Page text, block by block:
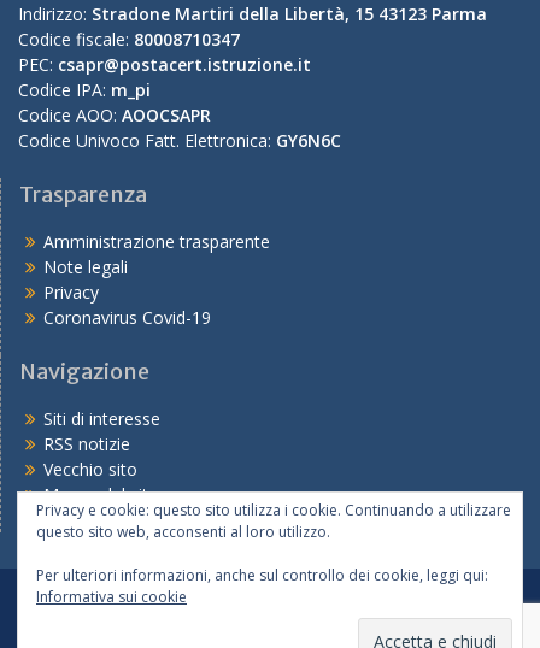
Indirizzo: Stradone Martiri della Libertà, 15 43123 Parma
Codice fiscale: 80008710347
PEC: csapr@postacert.istruzione.it
Codice IPA: m_pi
Codice AOO: AOOCSAPR
Codice Univoco Fatt. Elettronica: GY6N6C
Trasparenza
Amministrazione trasparente
Note legali
Privacy
Coronavirus Covid-19
Navigazione
Siti di interesse
RSS notizie
Vecchio sito
Mappa del sito
Tutte le notizie
Ufficio IX – Ambito Territoriale di Parma
Privacy e cookie: questo sito utilizza i cookie. Continuando a utilizzare
questo sito web, acconsenti al loro utilizzo.
Per ulteriori informazioni, anche sul controllo dei cookie, leggi qui:
Informativa sui cookie